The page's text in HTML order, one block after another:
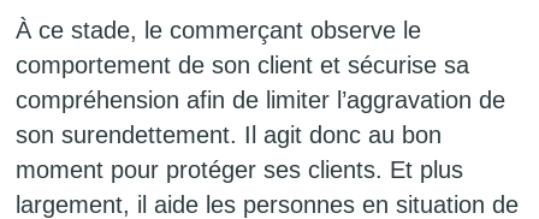
À ce stade, le commerçant observe le
comportement de son client et sécurise sa
compréhension afin de limiter l’aggravation de
son surendettement. Il agit donc au bon
moment pour protéger ses clients. Et plus
largement, il aide les personnes en situation de